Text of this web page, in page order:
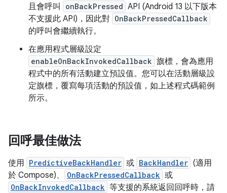
且會呼叫
onBackPressed API (Android 13 以下版本
不支援此 API)，因此對 OnBackPressedCallback
的呼叫會繼續執行。
在應用程式層級設定
enableOnBackInvokedCallback 旗標，會為應用
程式中的所有活動建立預設值。您可以在活動層級設
定旗標，覆寫每項活動的預設值，如上述程式碼範例
所示。
回呼最佳做法
使用 PredictiveBackHandler 或 BackHandler (適用
於 Compose)、
OnBackPressedCallback 或
OnBackInvokedCallback 等支援的系統返回回呼時，請